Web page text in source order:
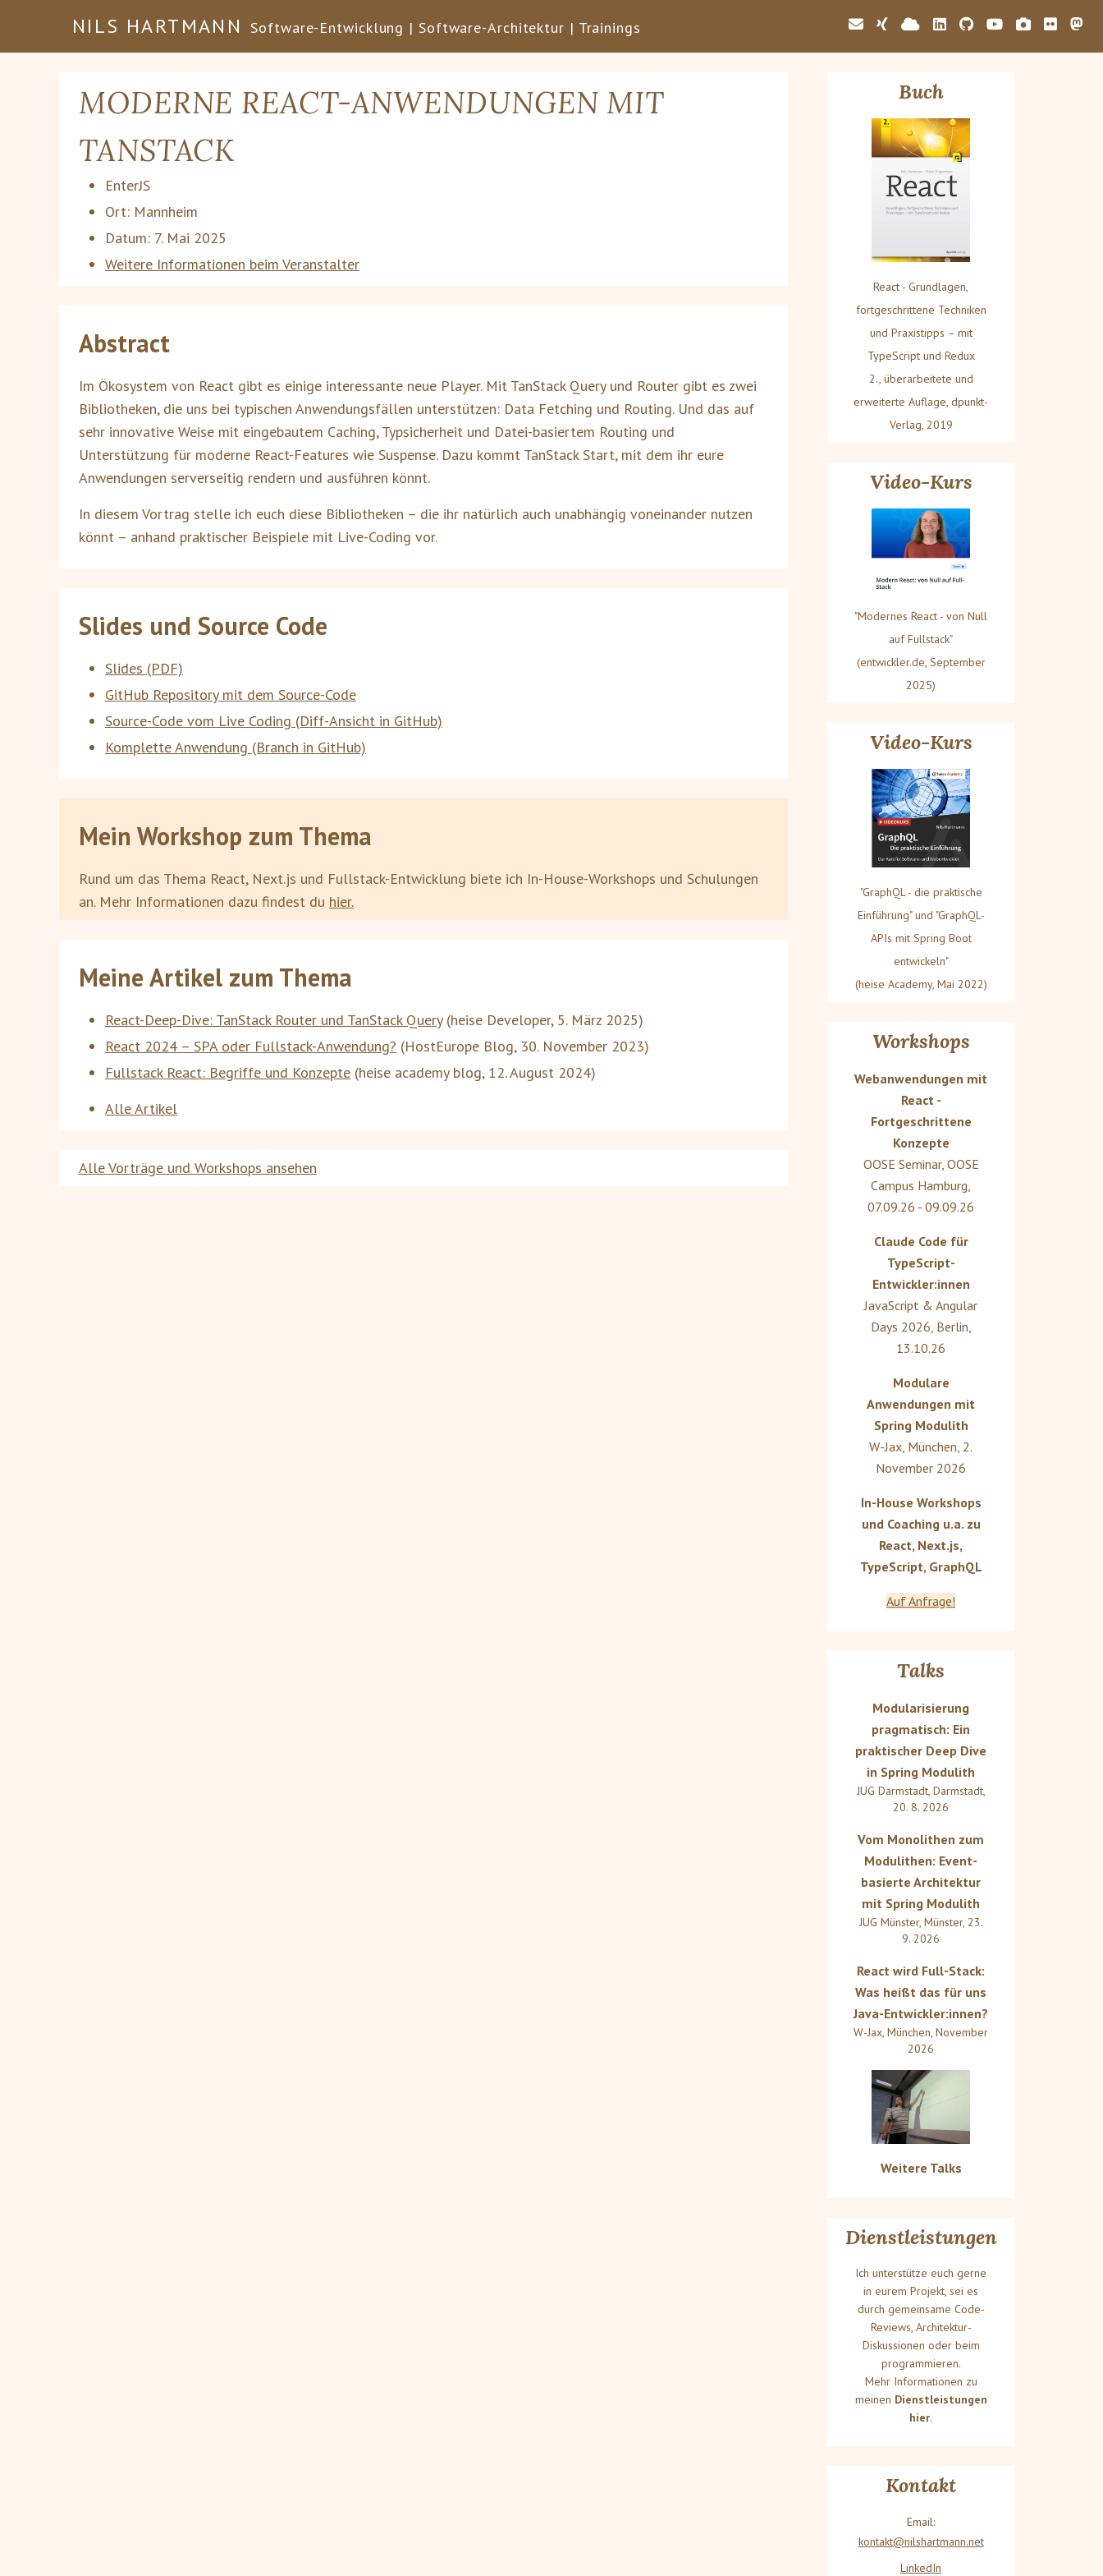
NILS HARTMANN Software-Entwicklung | Software-Architektur | Trainings
MODERNE REACT-ANWENDUNGEN MIT
TANSTACK
EnterJS
Ort: Mannheim
Datum: 7. Mai 2025
Weitere Informationen beim Veranstalter
Abstract
Im Ökosystem von React gibt es einige interessante neue Player. Mit TanStack Query und Router gibt es zwei
Bibliotheken, die uns bei typischen Anwendungsfällen unterstützen: Data Fetching und Routing. Und das auf
sehr innovative Weise mit eingebautem Caching, Typsicherheit und Datei-basiertem Routing und
Unterstützung für moderne React-Features wie Suspense. Dazu kommt TanStack Start, mit dem ihr eure
Anwendungen serverseitig rendern und ausführen könnt.
In diesem Vortrag stelle ich euch diese Bibliotheken – die ihr natürlich auch unabhängig voneinander nutzen
könnt – anhand praktischer Beispiele mit Live-Coding vor.
Slides und Source Code
Slides (PDF)
GitHub Repository mit dem Source-Code
Source-Code vom Live Coding (Diff-Ansicht in GitHub)
Komplette Anwendung (Branch in GitHub)
Mein Workshop zum Thema
Rund um das Thema React, Next.js und Fullstack-Entwicklung biete ich In-House-Workshops und Schulungen
an. Mehr Informationen dazu findest du hier.
Meine Artikel zum Thema
React-Deep-Dive: TanStack Router und TanStack Query(heise Developer, 5. März 2025)
React 2024 – SPA oder Fullstack-Anwendung? (HostEurope Blog, 30. November 2023)
Fullstack React: Begriffe und Konzepte (heise academy blog, 12. August 2024)
Alle Artikel
Alle Vorträge und Workshops ansehen
Buch
React - Grundlagen,
fortgeschrittene Techniken
und Praxistipps – mit
TypeScript und Redux
2., überarbeitete und
erweiterte Auflage, dpunkt-
Verlag, 2019
Video-Kurs
"Modernes React - von Null
auf Fullstack"
(entwickler.de, September
2025)
Video-Kurs
"GraphQL - die praktische
Einführung" und "GraphQL-
APIs mit Spring Boot
entwickeln"
(heise Academy, Mai 2022)
Workshops
Webanwendungen mit
React -
Fortgeschrittene
Konzepte
OOSE Seminar, OOSE
Campus Hamburg
07.09.26 - 09.09.26
Claude Code für
TypeScript-
Entwickler:innen
JavaScript & Angular
Days 2026 Berlin
13.10.26
Modulare
Anwendungen mit
Spring Modulith
W-Jax München 2.
November 2026
In-House Workshops
und Coaching u.a. zu
React, Next.js,
TypeScript, GraphQL
Auf Anfrage!
Talks
Modularisierung
pragmatisch: Ein
praktischer Deep Dive
in Spring Modulith
JUG Darmstadt, Darmstadt,
20. 8. 2026
Vom Monolithen zum
Modulithen: Event-
basierte Architektur
mit Spring Modulith
JUG Münster, Münster, 23.
9. 2026
React wird Full-Stack:
Was heißt das für uns
Java-Entwickler:innen?
W-Jax, München, November
2026
Weitere Talks
Dienstleistungen
Ich unterstütze euch gerne
in eurem Projekt, sei es
durch gemeinsame Code-
Reviews, Architektur-
Diskussionen oder beim
programmieren.
Mehr Informationen zu
meinen Dienstleistungen
hier.
Kontakt
Email:
kontakt@nilshartmann.net
LinkedIn